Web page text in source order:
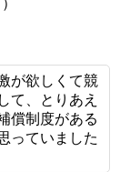
が欲しくて競
て、とりあえ
償制度がある
っていました